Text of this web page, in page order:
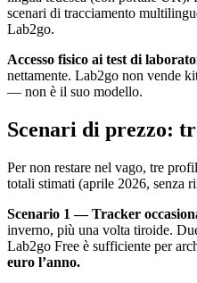
scenari di tracciamento
Lab2go.
Accesso fisico ai test di
nettamente. Lab2go non vende
— non è il suo modello.
Scenari di prezzo:
Per non restare nel vago, tre
totali stimati (aprile 2026, senza
Scenario 1 — Tracker
inverno, più una volta tiroide.
Lab2go Free è sufficiente per
euro l’anno.